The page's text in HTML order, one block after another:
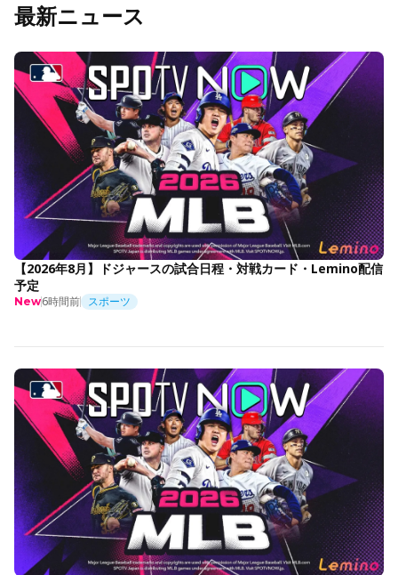
最新ニュース
【2026年8月】ドジャースの試合日程・対戦カード・Lemino配信
予定
New6時間前 スポーツ